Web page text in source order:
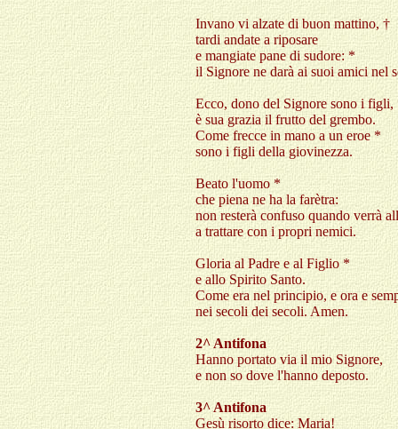
Invano vi alzate di buon mattino, †
tardi andate a riposare
e mangiate pane di sudore: *
il Signore ne darà ai suoi amici nel
Ecco, dono del Signore sono i figli,
è sua grazia il frutto del grembo.
Come frecce in mano a un eroe *
sono i figli della giovinezza.
Beato l'uomo *
che piena ne ha la farètra:
non resterà confuso quando verrà
a trattare con i propri nemici.
Gloria al Padre e al Figlio *
e allo Spirito Santo.
Come era nel principio, e ora e
nei secoli dei secoli. Amen.
2^ Antifona
Hanno portato via il mio Signore,
e non so dove l'hanno deposto.
3^ Antifona
Gesù risorto dice: Maria!